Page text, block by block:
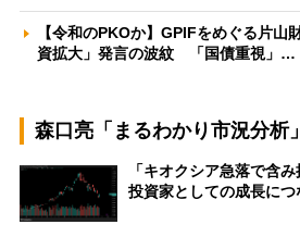
【令和のPKOか】GPIFをめぐる片山
資拡大」発言の波紋 「国債重視」…
森口亮「まるわかり市況分析」
「キオクシア急落で含
投資家としての成長に